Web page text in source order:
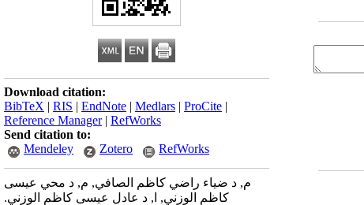
Download citation:
BibTeX | RIS | EndNote | Medlars | ProCite |
Reference Manager| RefWorks
Send citation to:
Mendeley
Zotero RefWorks
م, د ضياء راضي كاظم الصافي, م, د محي عيسى
كاظم الوزني, ا, د عادل عيسى كاظم الوزني.